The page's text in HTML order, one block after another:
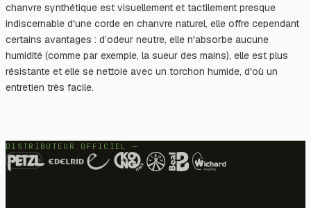
chanvre synthétique est visuellement et tactilement presque
indiscernable d'une corde en chanvre naturel, elle offre cependant
certains avantages : d’odeur neutre, elle n'absorbe aucune
humidité (comme par exemple, la sueur des mains), elle est plus
résistante et elle se nettoie avec un torchon humide, d'où un
entretien très facile.
DISTRIBUTEUR OFFICIEL —